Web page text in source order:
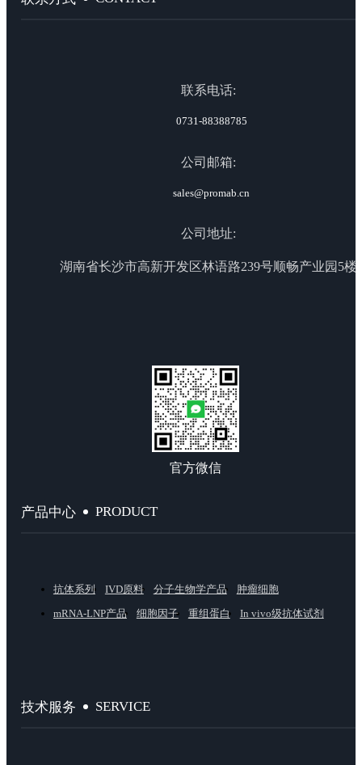
联系电话:
0731-88388785
公司邮箱:
sales@promab.cn
公司地址:
湖南省长沙市高新开发区林语路239号顺畅产业园5楼
官方微信
产品中心 PRODUCT
抗体系列 IVD原料 分子生物学产品
肿瘤细胞
mRNA-LNP产品
细胞因子 重组蛋白 In vivo级抗体试剂
技术服务 SERVICE